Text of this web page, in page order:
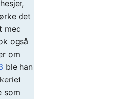
det
med
også
om
ble han
som